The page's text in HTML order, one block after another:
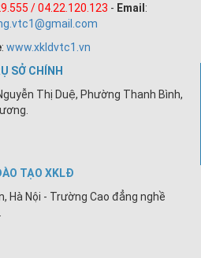
/ 04.22.120.123 - Email :
: www.xkldvtc1.vn
SỞ CHÍNH
Thị Duệ, Phường Thanh Bình,
TẠO XKLĐ
Hà Nội - Trường Cao đẳng nghề